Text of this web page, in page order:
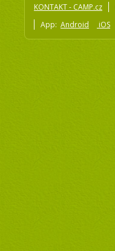
KONTAKT - CAMP.cz
App: Android iOS